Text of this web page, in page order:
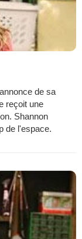
de sa
reçoit une
Shannon
de l'espace.